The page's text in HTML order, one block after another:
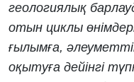
геологиялық
отын циклы
ғылымға,
оқытуға дейінгі